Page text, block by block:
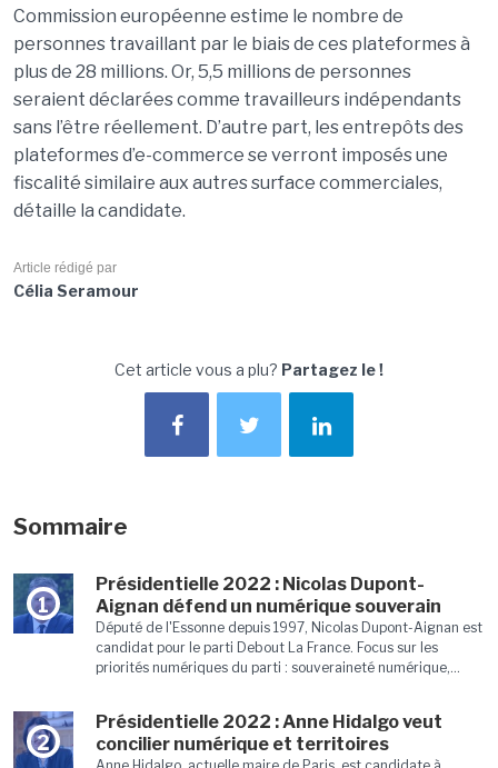
Commission européenne estime le nombre de
personnes travaillant par le biais de ces plateformes à
plus de 28 millions. Or, 5,5 millions de personnes
seraient déclarées comme travailleurs indépendants
sans l’être réellement. D’autre part, les entrepôts des
plateformes d’e-commerce se verront imposés une
fiscalité similaire aux autres surface commerciales,
détaille la candidate.
Article rédigé par
Célia Seramour
Cet article vous a plu? Partagez le !
Sommaire
1
Présidentielle 2022 : Nicolas Dupont-
Aignan défend un numérique souverain
Député de l'Essonne depuis 1997, Nicolas Dupont-Aignan est
candidat pour le parti Debout La France. Focus sur les
priorités numériques du parti : souveraineté numérique,...
2
Présidentielle 2022 : Anne Hidalgo veut
concilier numérique et territoires